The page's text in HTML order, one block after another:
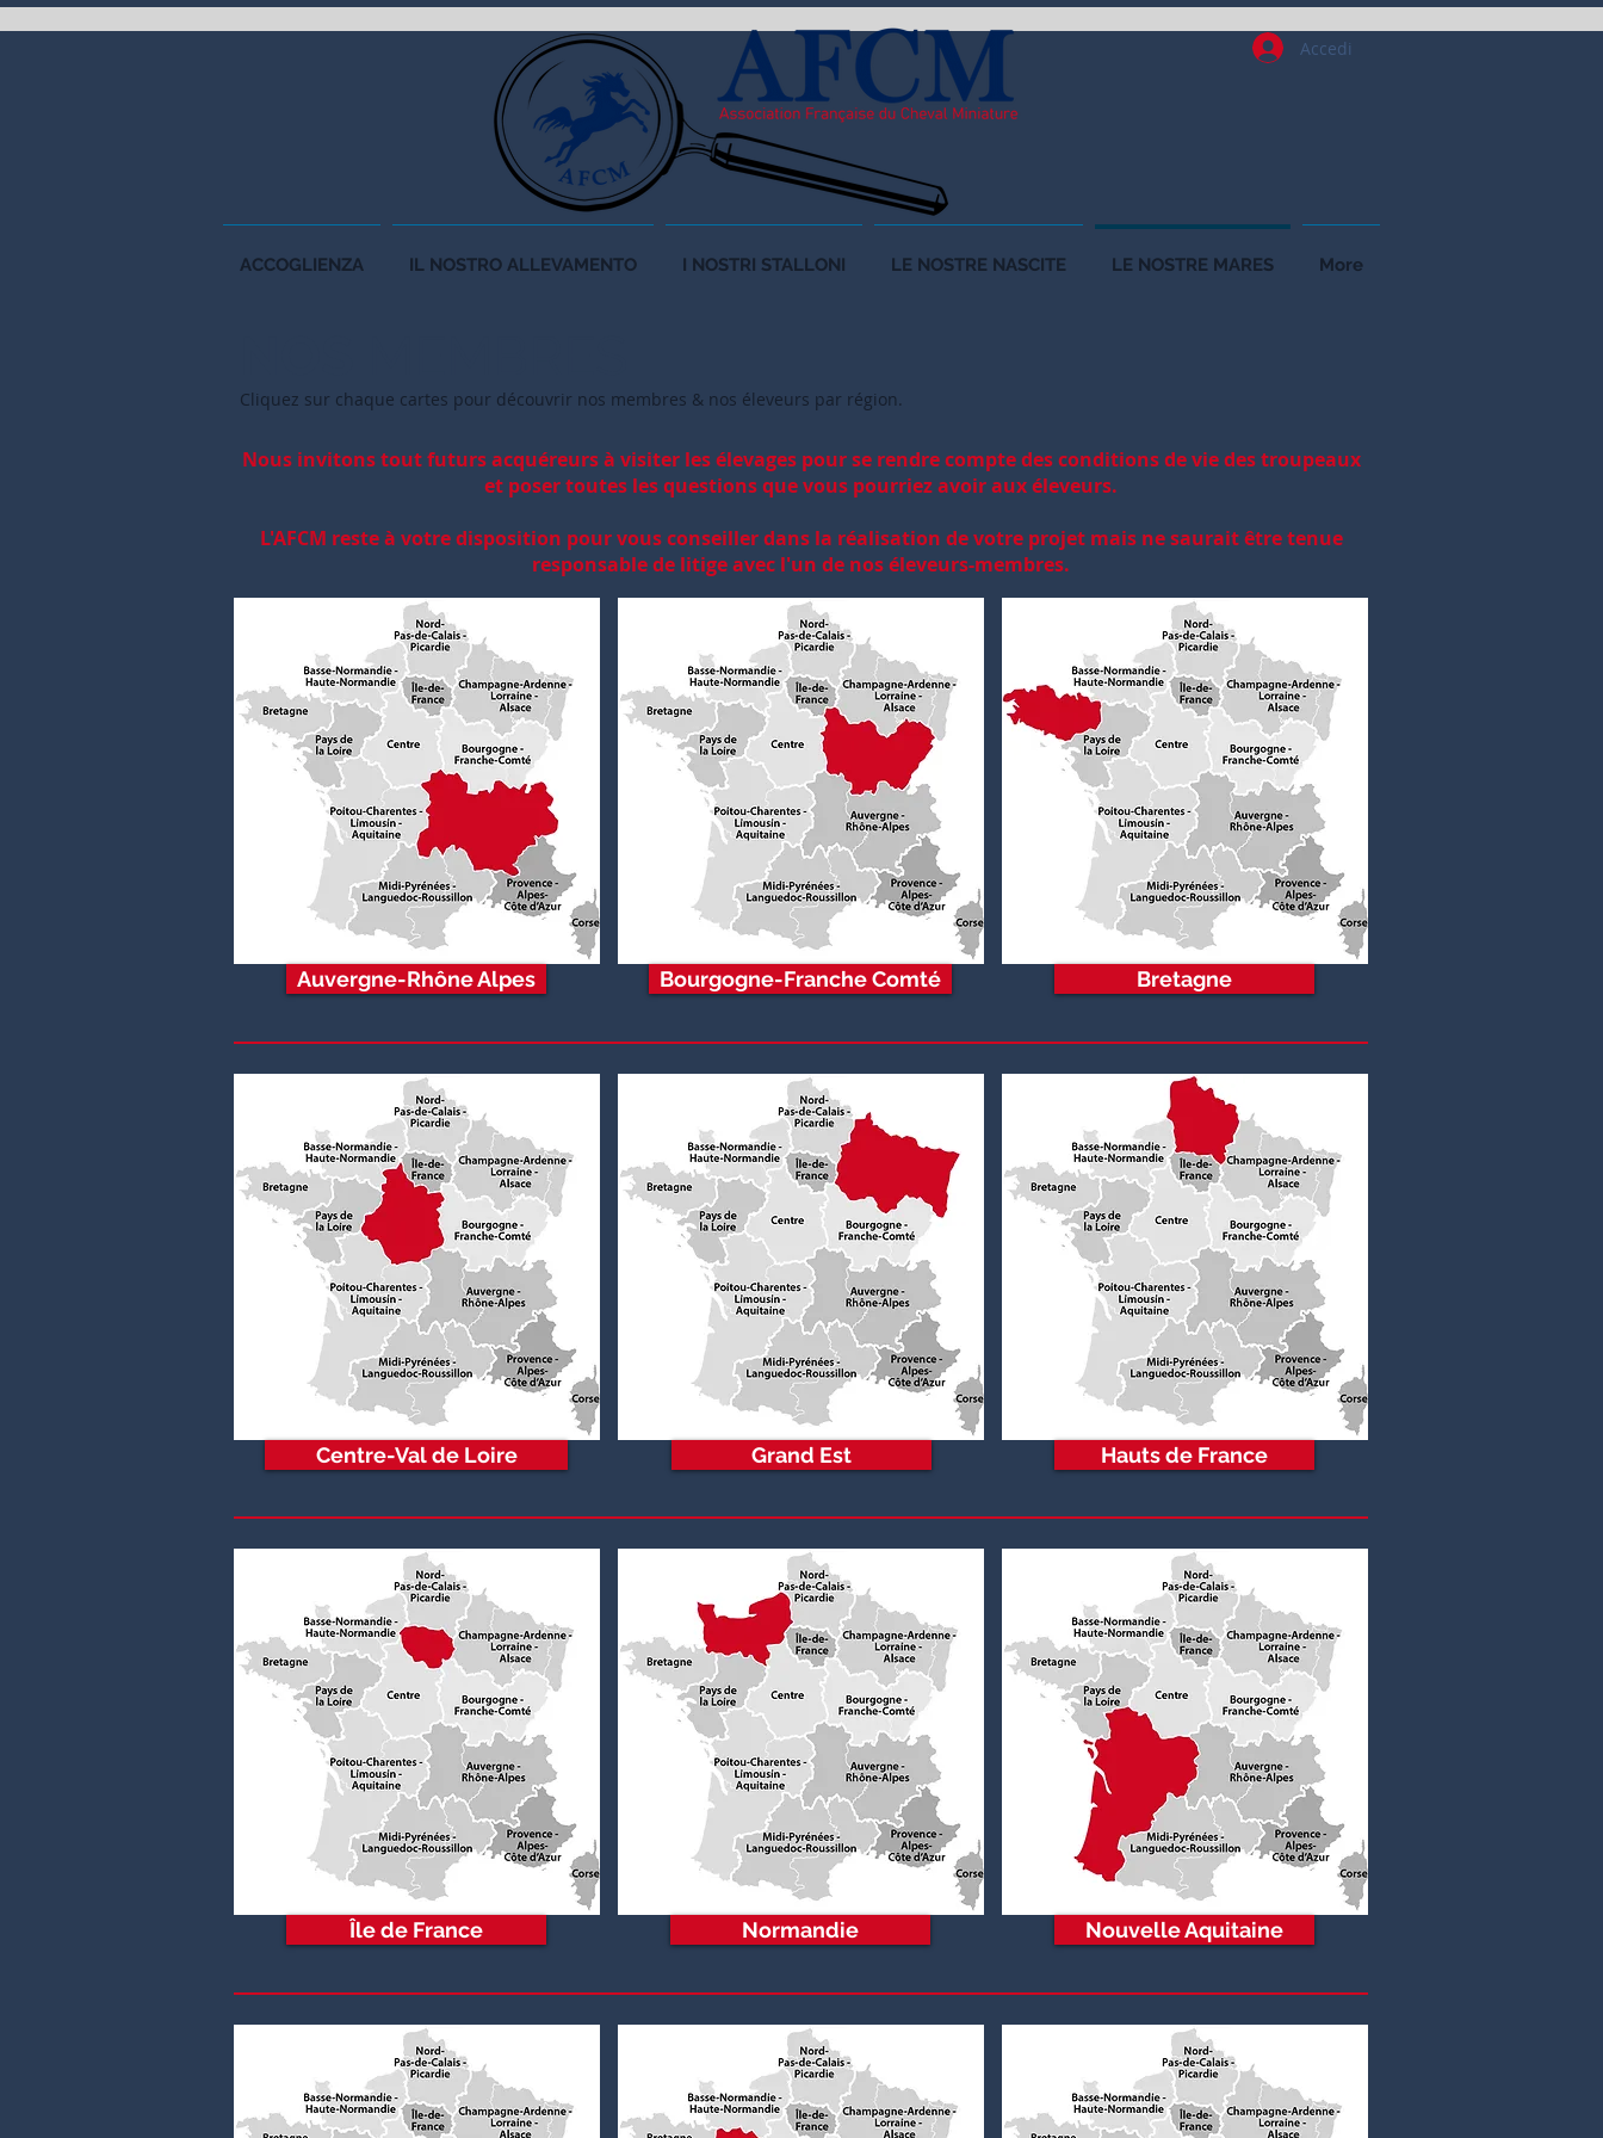
Accedi
ACCOGLIENZA IL NOSTRO ALLEVAMENTO I NOSTRI STALLONI LE NOSTRE NASCITE LE NOSTRE MARES More
Cliquez sur chaque cartes pour découvrir nos membres & nos éleveurs par région.
Nous invitons tout futurs acquéreurs à visiter les élevages pour se rendre compte des conditions de vie des troupeaux
et poser toutes les questions que vous pourriez avoir aux éleveurs.
L'AFCM reste à votre disposition pour vous conseiller dans la réalisation de votre projet mais ne saurait être tenue
responsable de litige avec l'un de nos éleveurs-membres.
Auvergne-Rhône Alpes Bourgogne-Franche Comté Bretagne
Centre-Val de Loire Grand Est Hauts de France
Île de France Normandie Nouvelle Aquitaine